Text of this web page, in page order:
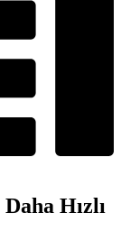
Hızlı